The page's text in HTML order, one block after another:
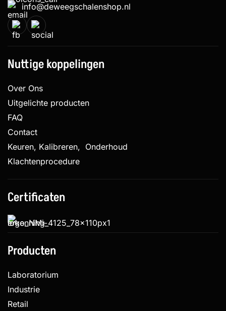
info@deweegschalenshop.nl
Nuttige koppelingen
Over Ons
Uitgelichte producten
FAQ
Contact
Keuren, Kalibreren, Onderhoud
Klachtenprocedure
Certificaten
Producten
Laboratorium
Industrie
Retail